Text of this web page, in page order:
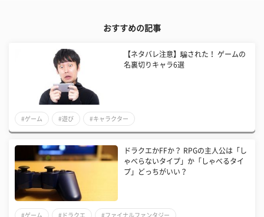
おすすめの記事
【ネタバレ注意】騙された！ ゲームの
名裏切りキャラ6選
#ゲーム #遊び #キャラクター
ドラクエかFFか？ RPGの主人公は「し
ゃべらないタイプ」か「しゃべるタイ
プ」どっちがいい？
#ゲーム #ドラクエ #ファイナルファンタジー